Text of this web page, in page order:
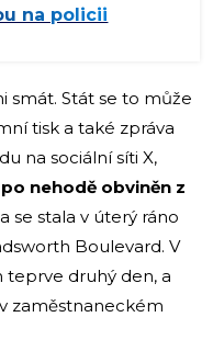
na policii
smát. Stát se to může
tisk a také zpráva
na sociální síti X,
nehodě obviněn z
se stala v úterý ráno
Boulevard. V
teprve druhý den, a
zaměstnaneckém